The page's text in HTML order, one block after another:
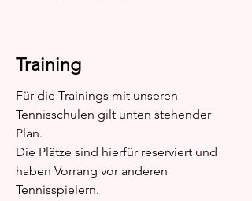
Training
Für die Trainings mit unseren
Tennisschulen gilt unten stehender
Plan.
Die Plätze sind hierfür reserviert und
haben Vorrang vor anderen
Tennisspielern.